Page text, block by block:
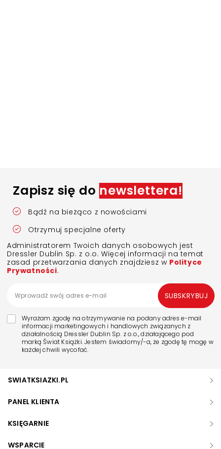
Zapisz się do newslettera!
Bądź na bieżąco z nowościami
Otrzymuj specjalne oferty
Administratorem Twoich danych osobowych jest
Dressler Dublin Sp. z o.o. Więcej informacji na temat
zasad przetwarzania danych znajdziesz w Polityce
Prywatności.
Wyrażam zgodę na otrzymywanie na podany adres e-mail
informacji marketingowych i handlowych związanych z
działalnością Dressler Dublin Sp. z o.o., działającego pod
marką Świat Książki. Jestem świadomy/-a, że zgodę tę mogę w
każdej chwili wycofać.
SUBSKRYBUJ
SWIATKSIAZKI.PL
PANEL KLIENTA
KSIĘGARNIE
WSPARCIE